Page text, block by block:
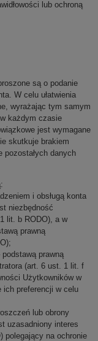
lub ochroną
są o podanie
W celu ułatwienia
wyrażając tym samym
każdym czasie
jest wymagane
skutkuje brakiem
pozostałych danych
i obsługą konta
niezbędność
lit. b RODO), a w
prawną
prawną
(art. 6 ust. 1 lit. f
Użytkowników w
preferencji w celu
lub obrony
uzasadniony interes
polegający na ochronie